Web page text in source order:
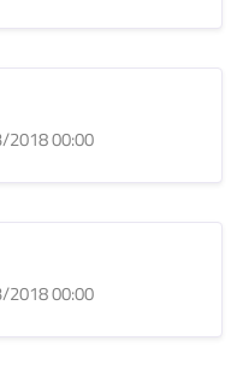
2018 00:00
2018 00:00